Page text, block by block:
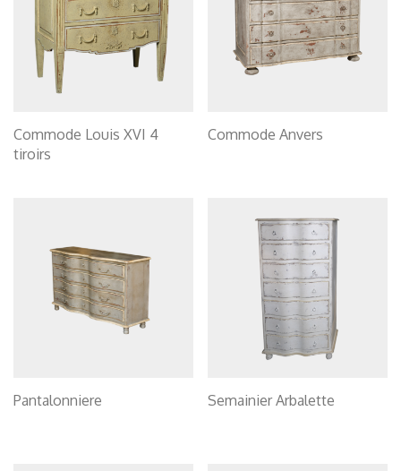
Commode Louis XVI 4
tiroirs
Commode Anvers
Pantalonniere Semainier Arbalette